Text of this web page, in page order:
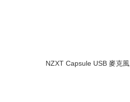
NZXT Capsule USB 麥克風